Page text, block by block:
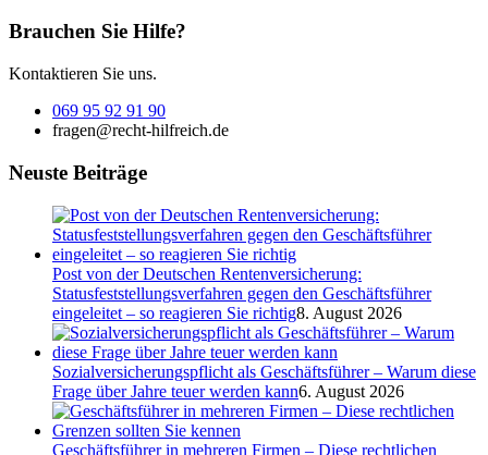
Brauchen Sie Hilfe?
Kontaktieren Sie uns.
069 95 92 91 90
fragen@recht-hilfreich.de
Neuste Beiträge
Post von der Deutschen Rentenversicherung:
Statusfeststellungsverfahren gegen den Geschäftsführer
eingeleitet – so reagieren Sie richtig8. August 2026
Sozialversicherungspflicht als Geschäftsführer – Warum diese
Frage über Jahre teuer werden kann6. August 2026
Geschäftsführer in mehreren Firmen – Diese rechtlichen